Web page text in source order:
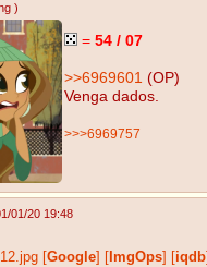
)
= 54 / 07
>>6969601 (OP)
Venga dados.
>>>6969757
01/20 19:48
Google ImgOps iqdb